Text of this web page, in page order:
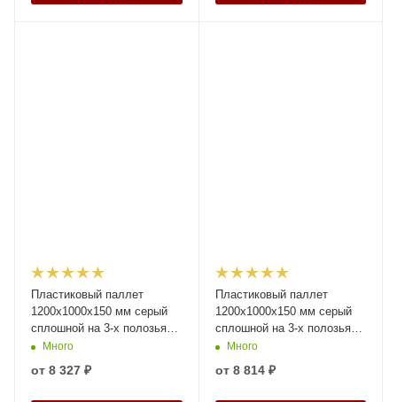
Пластиковый паллет
1200х1000х150 мм серый
сплошной на 3-х полозьяx
без бортика и 1-ой трубой
Много
от 8 327 ₽
Пластиковый паллет
1200х1000х150 мм серый
сплошной на 3-х полозьяx
с бортиком и 2-мя трубами
Много
от 8 814 ₽